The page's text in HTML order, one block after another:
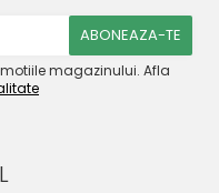
magazinului. Afla